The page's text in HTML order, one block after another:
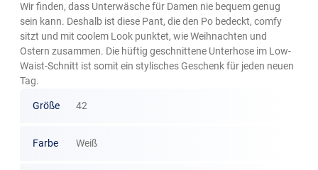
Wir finden, dass Unterwäsche für Damen nie bequem genug
sein kann. Deshalb ist diese Pant, die den Po bedeckt, comfy
sitzt und mit coolem Look punktet, wie Weihnachten und
Ostern zusammen. Die hüftig geschnittene Unterhose im Low-
Waist-Schnitt ist somit ein stylisches Geschenk für jeden neuen
Tag.
Größe 42
Farbe Weiß